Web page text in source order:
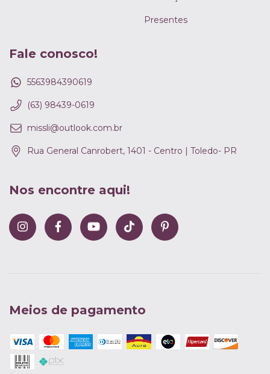
Presentes
Fale conosco!
5563984390619
(63) 98439-0619
missli@outlook.com.br
Rua General Canrobert, 1401 - Centro | Toledo- PR
Nos encontre aqui!
Meios de pagamento